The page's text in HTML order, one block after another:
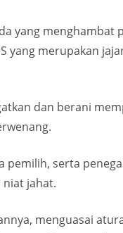
yang menghambat
yang merupakan
dan berani
serta
jahat.
menguasai